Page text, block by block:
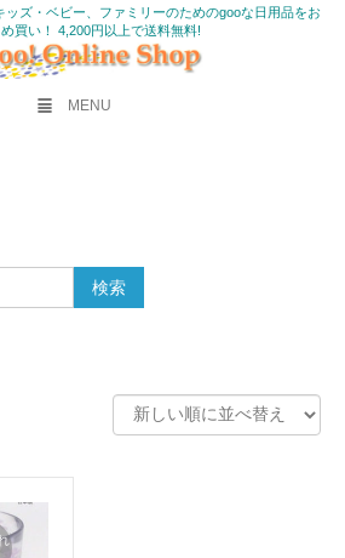
ッズ・ベビー、ファミリーのためのgooな日用品をお
買い！ 4,200円以上で送料無料!
MENU